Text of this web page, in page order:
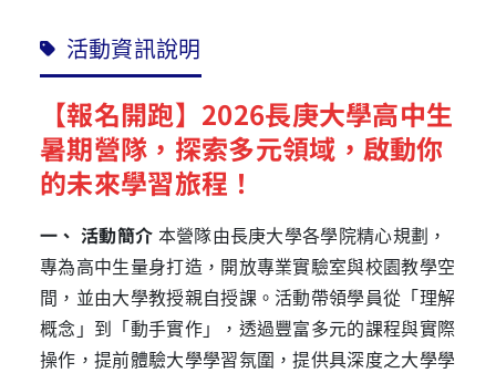
活動資訊說明
【報名開跑】 2026長庚大學高中生
暑期營隊，探索多元領域，啟動你
的未來學習旅程！
一、 活動簡介 本營隊由長庚大學各學院精心規劃，
專為高中生量身打造，開放專業實驗室與校園教學空
間，並由大學教授親自授課。活動帶領學員從「理解
概念」到「動手實作」，透過豐富多元的課程與實際
操作，提前體驗大學學習氛圍，提供具深度之大學學